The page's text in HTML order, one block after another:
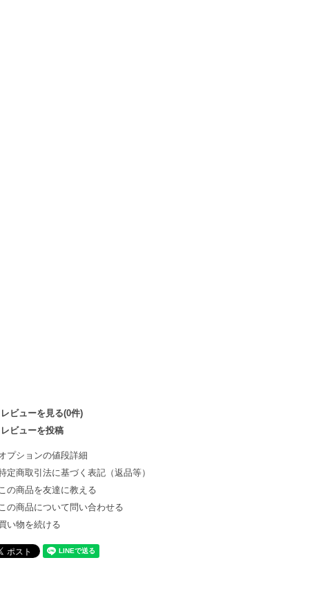
レビューを見る(0件)
レビューを投稿
プションの値段詳細
定商取引法に基づく表記（返品等）
の商品を友達に教える
の商品について問い合わせる
い物を続ける